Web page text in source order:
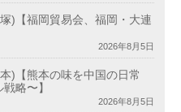
)【福岡貿易会、福岡・大連
2026年8月5日
)【熊本の味を中国の日常
略〜】
2026年8月5日